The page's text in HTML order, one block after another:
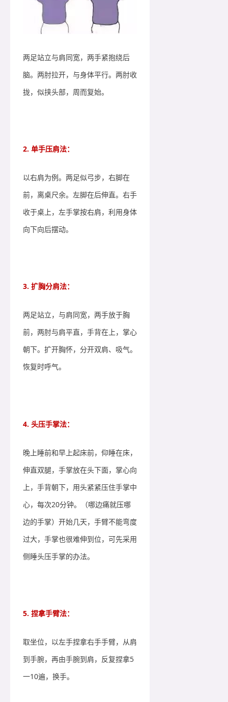
两足站立与肩同宽，两手紧抱绕后
脑。两肘拉开，与身体平行。两肘收
拢，似挟头部，周而复始。
2. 单手压肩法：
以右肩为例。两足似弓步，右脚在
前，离桌尺余。左脚在后伸直。右手
收于桌上，左手掌按右肩，利用身体
向下向后摆动。
3. 扩胸分肩法：
两足站立，与肩同宽，两手放于胸
前，两肘与肩平直，手背在上，掌心
朝下。扩开胸怀，分开双肩、吸气。
恢复时呼气。
4. 头压手掌法：
晚上睡前和早上起床前，仰睡在床，
伸直双腿，手掌放在头下面，掌心向
上，手背朝下，用头紧紧压住手掌中
心，每次20分钟。（哪边痛就压哪
边的手掌）开始几天，手臂不能弯度
过大，手掌也很难伸到位，可先采用
侧睡头压手掌的办法。
5. 捏拿手臂法：
取坐位，以左手捏拿右手手臂，从肩
到手腕，再由手腕到肩，反复捏拿5
一10遍，换手。